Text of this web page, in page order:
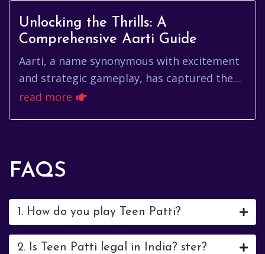
Unlocking the Thrills: A
Comprehensive Aarti Guide
Aarti, a name synonymous with excitement
and strategic gameplay, has captured the
hearts of millions across the globe. But
read more
FAQS
1. How do you play Teen Patti?
2. Is Teen Patti legal in India? ster?